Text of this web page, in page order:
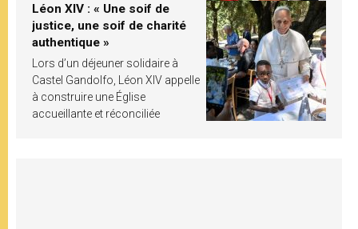
Léon XIV : « Une soif de
justice, une soif de charité
authentique »
Lors d’un déjeuner solidaire à
Castel Gandolfo, Léon XIV appelle
à construire une Église
accueillante et réconciliée